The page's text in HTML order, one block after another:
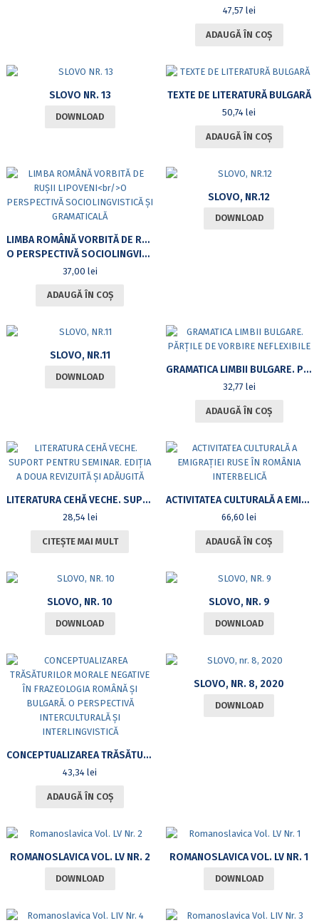
47,57 lei
ADAUGĂ ÎN COȘ
SLOVO NR. 13
DOWNLOAD
TEXTE DE LITERATURĂ BULGARĂ
50,74lei
ADAUGĂ ÎN COȘ
LIMBA ROMÂNĂ VORBITĂ DE RUȘII LIPOVENI
O PERSPECTIVĂ SOCIOLINGVISTICĂ ȘI GRAMATICALĂ
37,00 lei
ADAUGĂ ÎN COȘ
SLOVO, NR.12
DOWNLOAD
SLOVO, NR.11
DOWNLOAD
GRAMATICA LIMBII BULGARE. PĂRȚILE DE VORBIRE NEFLEXIBILE
32,77 lei
ADAUGĂ ÎN COȘ
LITERATURA CEHĂ VECHE. SUPORT PENTRU SEMINAR. EDIȚIA A DOUA REVIZUITĂ ȘI ADĂUGITĂ
28,54 lei
CITEȘTE MAI MULT
ACTIVITATEA CULTURALĂ A EMIGRAȚIEI RUSE ÎN ROMÂNIA INTERBELICĂ
66,60lei
ADAUGĂ ÎN COȘ
SLOVO, NR. 10
DOWNLOAD
SLOVO, NR. 9
DOWNLOAD
CONCEPTUALIZAREA TRĂSĂTURILOR MORALE NEGATIVE ÎN FRAZEOLOGIA ROMÂNĂ ȘI BULGARĂ. O PERSPECTIVĂ INTERCULTURALĂ ȘI INTERLINGVISTICĂ
43,34lei
ADAUGĂ ÎN COȘ
SLOVO, NR. 8, 2020
DOWNLOAD
ROMANOSLAVICA VOL. LV NR. 2
DOWNLOAD
ROMANOSLAVICA VOL. LV NR. 1
DOWNLOAD